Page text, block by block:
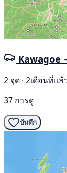
Kawagoe
2 จุด · 2เดือนที่แล้ว
37 การดู
บันทึก